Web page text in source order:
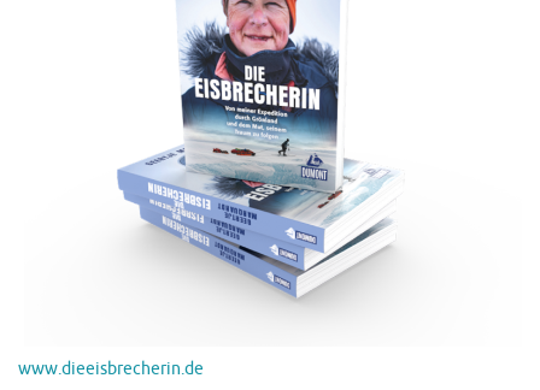
www.dieeisbrecherin.de